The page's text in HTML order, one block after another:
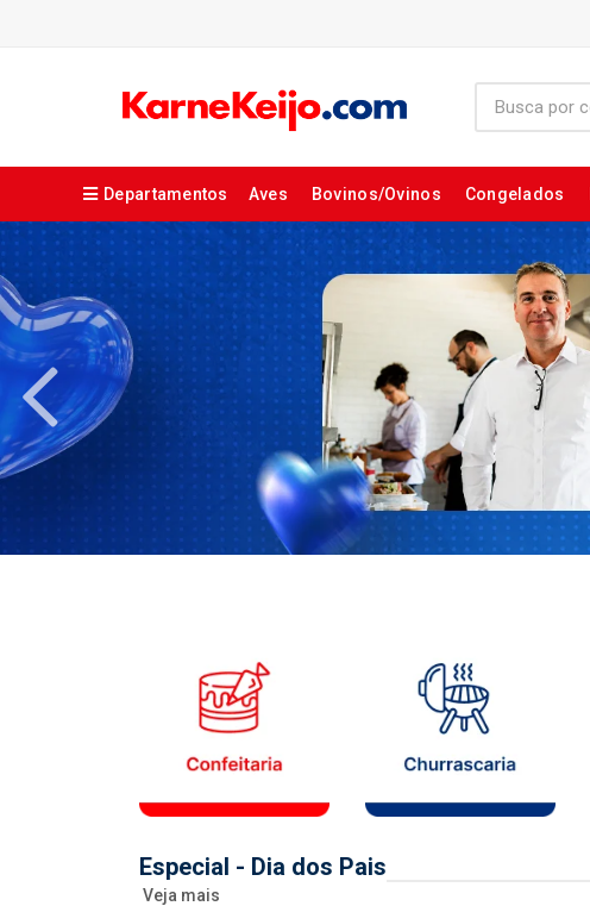
Departamentos Aves Bovinos/Ovinos Congelados
Especial - Dia dos Pais
Veja mais